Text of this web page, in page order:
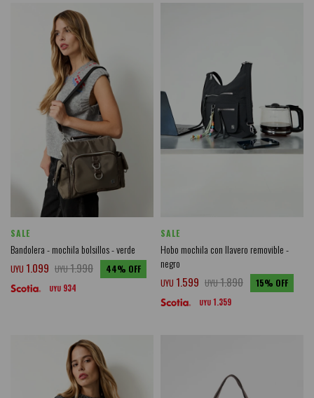
SALE
Bandolera - mochila bolsillos - verde
UYU 1.099 UYU1.990 44
UYU 934
SALE
Hobo mochila con llavero removible -
negro
UYU 1.599 UYU1.890 15
UYU 1.359